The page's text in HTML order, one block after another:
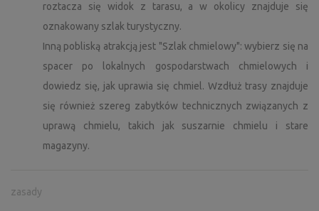
jeden z głównych ośrodków uprawy chmielu w Czechach.
Trasa prowadzi przez malowniczy krajobraz, w którym
odwiedzający mogą zobaczyć nie tylko chmielniki i
nowoczesne farmy chmielu, ale także historyczne budynki
i obiekty związane z uprawą i przetwarzaniem chmielu.
Trasa jest idealna dla miłośników przyrody, historii i
kultury piwa, którzy chcą cieszyć się pięknem Žatecka,
sektorze rolnictwa.
Pomniki wojskowe i ziemianki
roztacza się widok z tarasu, a w okolicy znajduje się
oznakowany szlak turystyczny.
Inną pobliską atrakcją jest "Szlak chmielowy": wybierz się na
spacer po lokalnych gospodarstwach chmielowych i
dowiedz się, jak uprawia się chmiel. Wzdłuż trasy znajduje
się również szereg zabytków technicznych związanych z
uprawą chmielu, takich jak suszarnie chmielu i stare
magazyny.
zasady